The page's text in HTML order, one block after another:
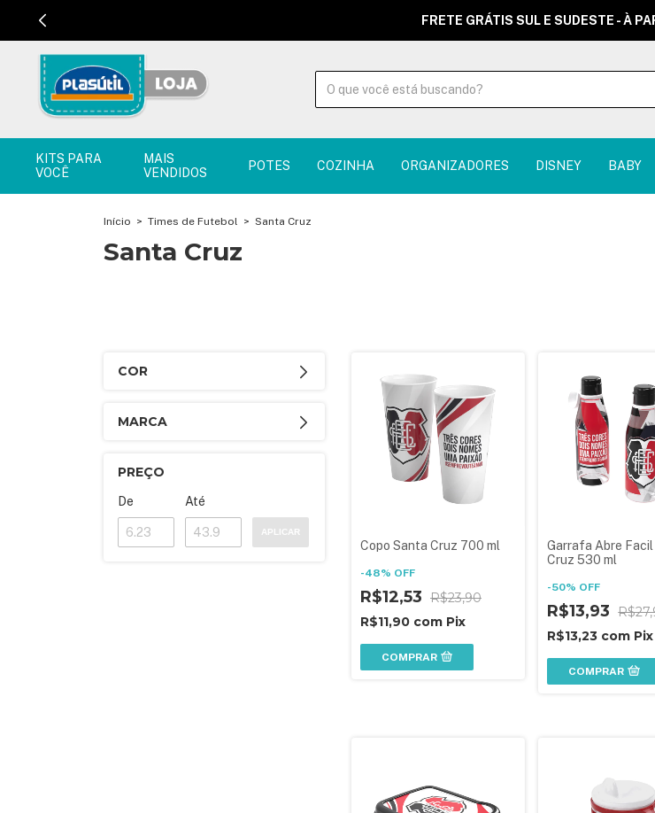
FRETE GRÁTIS SUL E SUDESTE - À
KITS PARA
VOCÊ
MAIS
VENDIDOS
POTES COZINHA ORGANIZADORES DISNEY BABY
Início > Times de Futebol > Santa Cruz
Santa Cruz
COR
MARCA
PREÇO
De Até
APLICAR
Copo Santa Cruz 700 ml
-48% OFF
R$12,53 R$23,90
R$11,90 com Pix
COMPRAR
Garrafa Abre
Cruz 530 ml
-50% OFF
R$13,93
R$13,23 com Pix
COMPRAR